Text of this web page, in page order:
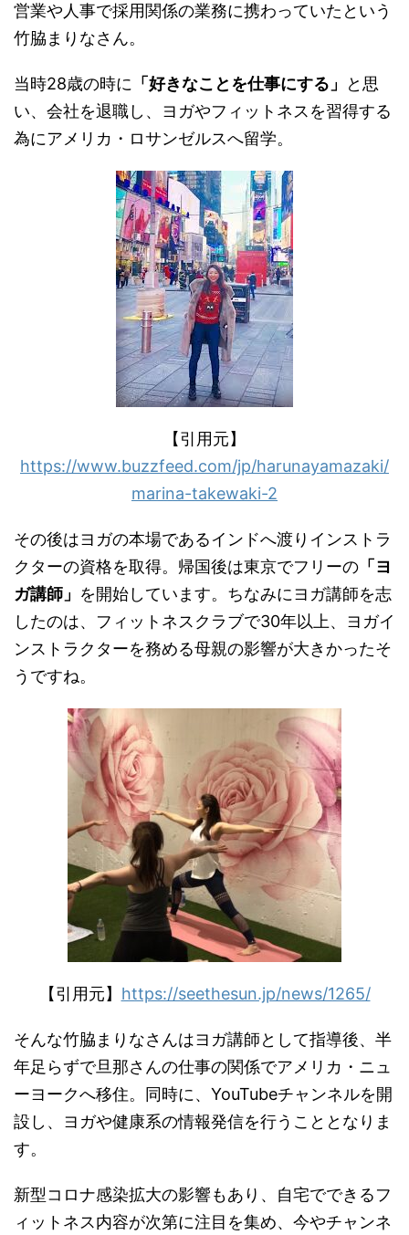
営業や人事で採用関係の業務に携わっていたという
竹脇まりなさん。
当時28歳の時に 「好きなことを仕事にする」
と思
い、会社を退職し、ヨガやフィットネスを習得する
為にアメリカ・ロサンゼルスへ留学。
【引用元】
https://www.buzzfeed.com/jp/harunayamazaki/
marina-takewaki-2
その後はヨガの本場であるインドへ渡りインストラ
クターの資格を取得。帰国後は東京でフリーの 「ヨ
ガ講師」 を開始しています。ちなみにヨガ講師を志
したのは、フィットネスクラブで30年以上、ヨガイ
ンストラクターを務める母親の影響が大きかったそ
うですね。
【引用元】 https://seethesun.jp/news/1265/
そんな竹脇まりなさんはヨガ講師として指導後、半
年足らずで旦那さんの仕事の関係でアメリカ・ニュ
ーヨークへ移住。同時に、 YouTubeチャンネルを開
設し、ヨガや健康系の情報発信を行うこととなりま
す。
新型コロナ感染拡大の影響もあり、自宅でできるフ
ィットネス内容が次第に注目を集め、今やチャンネ